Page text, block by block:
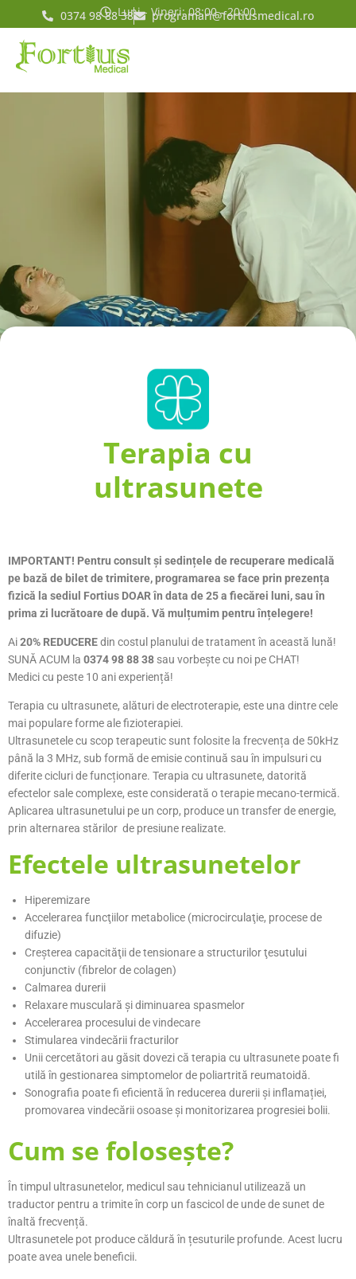
Luni - Vineri: 08:00 - 20:00
0374 98 88 38 programari@fortiusmedical.ro
Terapia cu
ultrasunete
IMPORTANT! Pentru consult și sedințele de recuperare medicală
pe bază de bilet de trimitere, programarea se face prin prezența
fizică la sediul Fortius DOAR în data de 25 a fiecărei luni, sau în
prima zi lucrătoare de după. Vă mulțumim pentru înțelegere!
Ai20% REDUCEREdin costul planului de tratament în această lună!
SUNĂ ACUM la 0374 98 88 38 sau vorbește cu noi pe CHAT!
Medici cu peste 10 ani experiență!
Terapia cu ultrasunete, alături de electroterapie, este una dintre cele
mai populare forme ale fizioterapiei.
Ultrasunetele cu scop terapeutic sunt folosite la frecvența de 50kHz
până la 3 MHz, sub formă de emisie continuă sau în impulsuri cu
diferite cicluri de funcționare. Terapia cu ultrasunete, datorită
efectelor sale complexe, este considerată o terapie mecano-termică.
Aplicarea ultrasunetului pe un corp, produce un transfer de energie,
prin alternarea stărilor de presiune realizate.
Efectele ultrasunetelor
Hiperemizare
Accelerarea funcţiilor metabolice (microcirculaţie, procese de
difuzie)
Creșterea capacităţii de tensionare a structurilor ţesutului
conjunctiv (fibrelor de colagen)
Calmarea durerii
Relaxare musculară şi diminuarea spasmelor
Accelerarea procesului de vindecare
Stimularea vindecării fracturilor
Unii cercetători au găsit dovezi că terapia cu ultrasunete poate fi
utilă în gestionarea simptomelor de poliartrită reumatoidă.
Sonografia poate fi eficientă în reducerea durerii și inflamației,
promovarea vindecării osoase și monitorizarea progresiei bolii.
Cum se foloseşte?
În timpul ultrasunetelor, medicul sau tehnicianul utilizează un
traductor pentru a trimite în corp un fascicol de unde de sunet de
înaltă frecvență.
Ultrasunetele pot produce căldură în țesuturile profunde. Acest lucru
poate avea unele beneficii.